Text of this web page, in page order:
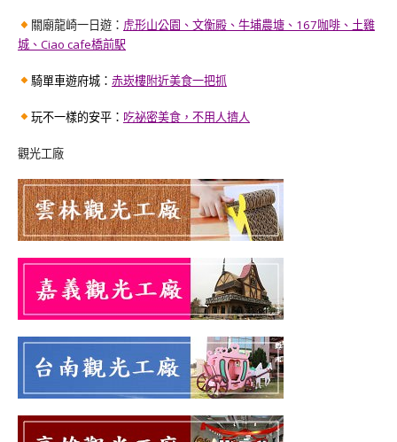
關廟龍崎一日遊： 虎形山公園、文衡殿、牛埔農塘、167咖啡、土雞
城、Ciao cafe橋前駅
騎單車遊府城： 赤崁樓附近美食一把抓
玩不一樣的安平： 吃祕密美食，不用人擠人
觀光工廠